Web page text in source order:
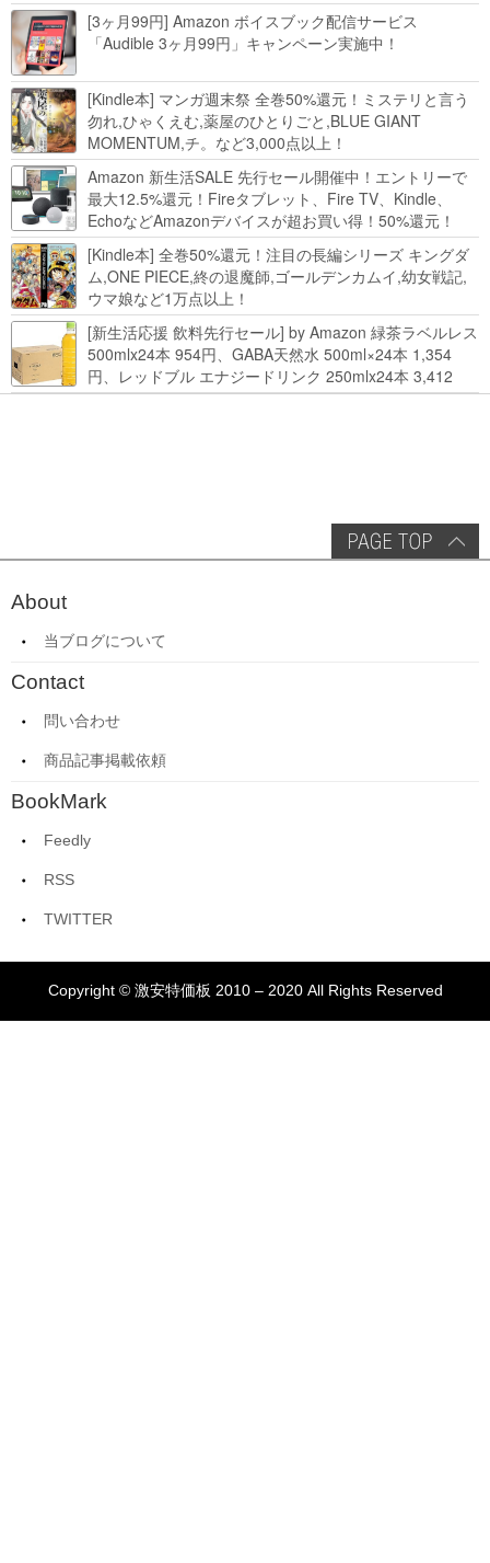
[3ヶ月99円] Amazon ボイスブック配信サービス
「Audible 3ヶ月99円」キャンペーン実施中！
[Kindle本] マンガ週末祭 全巻50%還元！ミステリと言う
勿れ,ひゃくえむ,薬屋のひとりごと,BLUE GIANT
MOMENTUM,チ。など3,000点以上！
Amazon 新生活SALE 先行セール開催中！エントリーで
最大12.5%還元！Fireタブレット、Fire TV、Kindle、
EchoなどAmazonデバイスが超お買い得！50%還元！
Kindle本 新生活フェアなど！
[Kindle本] 全巻50%還元！注目の長編シリーズ キングダ
ム,ONE PIECE,終の退魔師,ゴールデンカムイ,幼女戦記,
ウマ娘など1万点以上！
[新生活応援 飲料先行セール] by Amazon 緑茶ラベルレス
500mlx24本 954円、GABA天然水 500ml×24本 1,354
円、レッドブル エナジードリンク 250mlx24本 3,412
円、い･ろ･は･す 2L×8本 846円など飲料セール
About
当ブログについて
Contact
問い合わせ
商品記事掲載依頼
BookMark
Feedly
RSS
TWITTER
Copyright © 激安特価板 2010 – 2020 All Rights Reserved